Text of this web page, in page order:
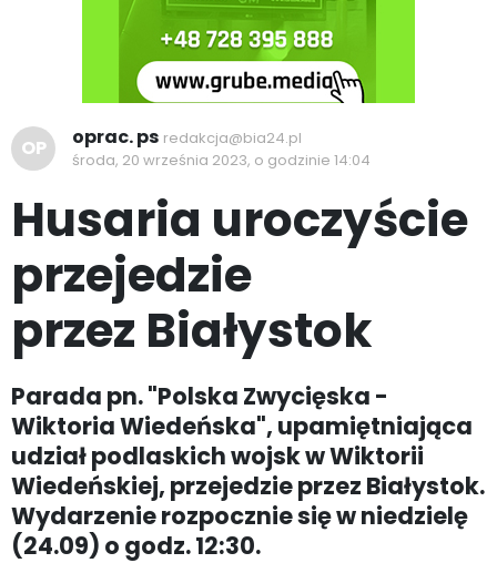
OP oprac. ps redakcja@bia24.pl
środa, 20 września 2023, o godzinie 14:04
Husaria uroczyście
przejedzie
przez Białystok
Parada pn. "Polska Zwycięska -
Wiktoria Wiedeńska", upamiętniająca
udział podlaskich wojsk w Wiktorii
Wiedeńskiej, przejedzie przez Białystok.
Wydarzenie rozpocznie się w niedzielę
(24.09) o godz. 12:30.